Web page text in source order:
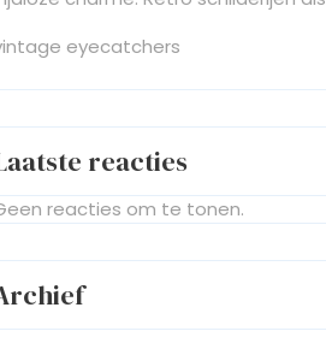
eyecatchers
reacties
reacties om te tonen.